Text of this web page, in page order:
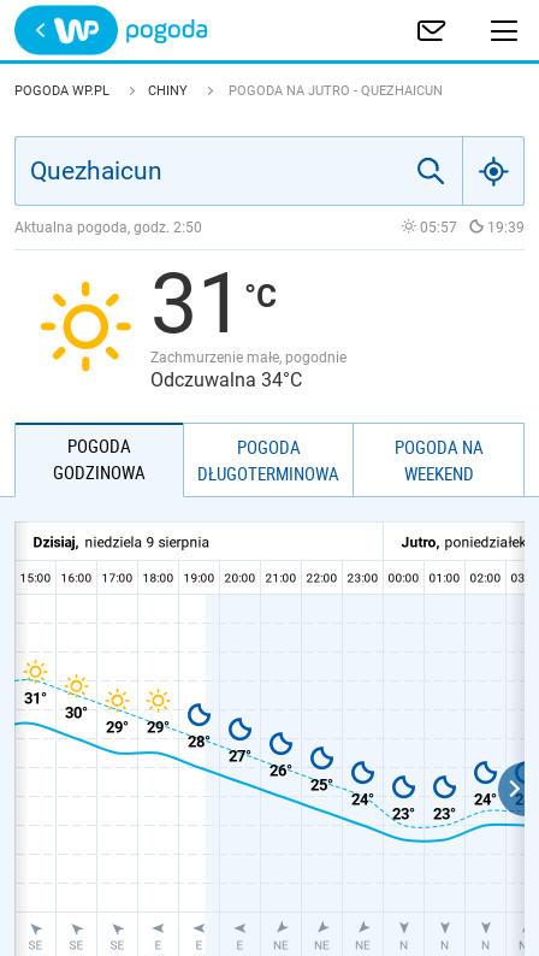
Trwa ładowanie
POLSKA
JAKOŚĆ POWIETRZA
POGODA WP.PL CHINY POGODA NA JUTRO - QUEZHAICUN
Aktualna pogoda, godz. 2:50 05:57 19:39
31
Zachmurzenie małe, pogodnie
Odczuwalna 34°C
POGODA
GODZINOWA
POGODA
DŁUGOTERMINOWA
POGODA NA
WEEKEND